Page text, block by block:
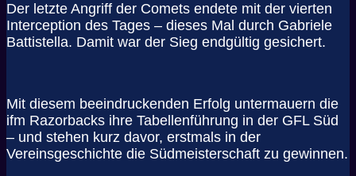
Der letzte Angriff der Comets endete mit der vierten
Interception des Tages – dieses Mal durch Gabriele
Battistella. Damit war der Sieg endgültig gesichert.
Mit diesem beeindruckenden Erfolg untermauern die
ifm Razorbacks ihre Tabellenführung in der GFL Süd
– und stehen kurz davor, erstmals in der
Vereinsgeschichte die Südmeisterschaft zu gewinnen.